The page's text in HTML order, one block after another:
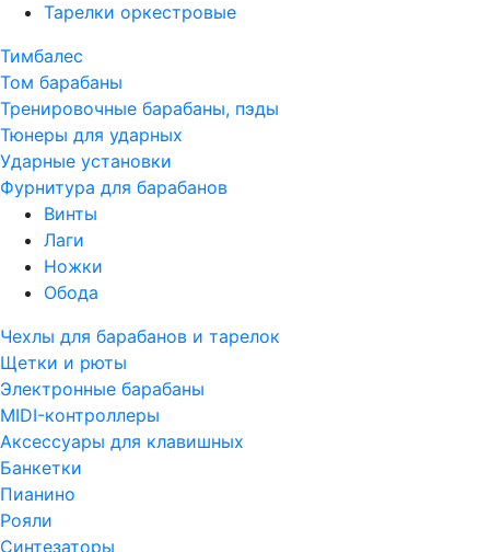
Тарелки оркестровые
Тимбалес
Том барабаны
Тренировочные барабаны, пэды
Тюнеры для ударных
Ударные установки
Фурнитура для барабанов
Винты
Лаги
Ножки
Обода
Чехлы для барабанов и тарелок
Щетки и рюты
Электронные барабаны
MIDI-контроллеры
Аксессуары для клавишных
Банкетки
Пианино
Рояли
Синтезаторы